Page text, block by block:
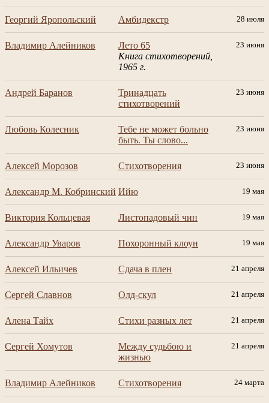
Георгий Яропольский Амбидекстр 28 июля
Владимир Алейников
Лето 65
Книга стихотворений,
1965 г.
23 июня
Андрей Баранов
Тринадцать
стихотворений
23 июня
Любовь Колесник
Тебе не может больно
быть. Ты слово...
23 июня
Алексей Морозов Стихотворения 23 июня
Александр М. Кобринский Ийю 19 мая
Виктория Кольцевая Листопадовый чин 19 мая
Александр Уваров Похоронный клоун 19 мая
Алексей Ильичев Сдача в плен 21 апреля
Сергей Славнов Олд-скул 21 апреля
Алена Тайх Стихи разных лет 21 апреля
Сергей Хомутов
Между судьбою и
жизнью
21 апреля
Владимир Алейников Стихотворения 24 марта